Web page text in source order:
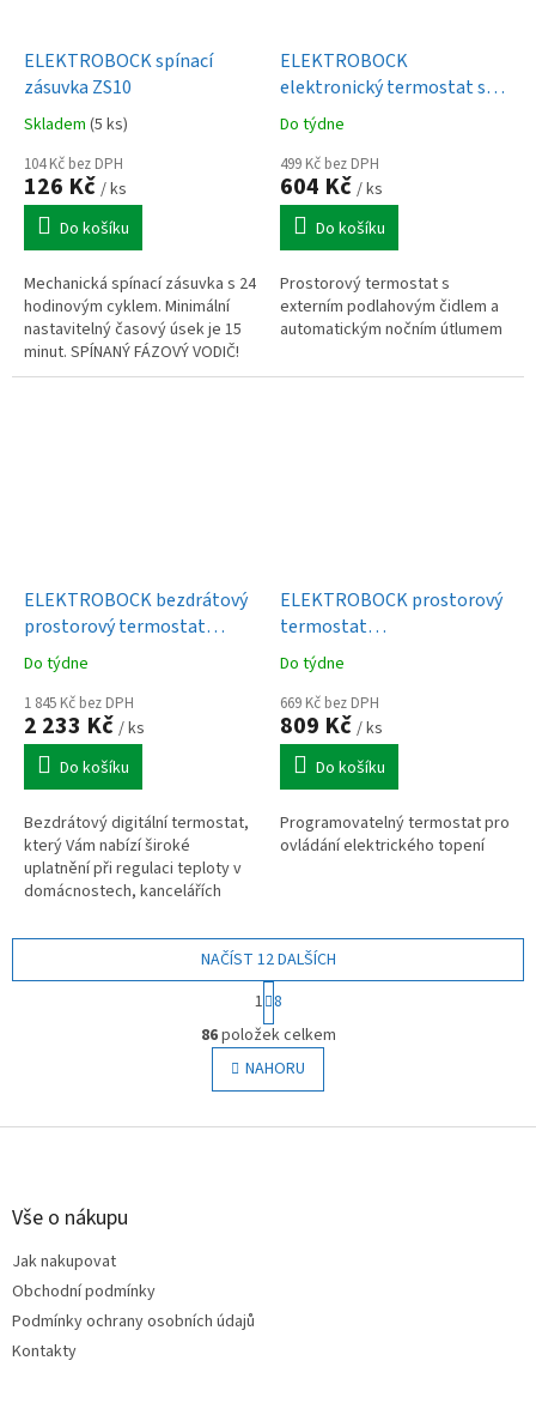
ELEKTROBOCK spínací
zásuvka ZS10
Skladem (5 ks)
104 Kč bez DPH
126 Kč / ks
Do košíku
Mechanická spínací zásuvka s 24
hodinovým cyklem. Minimální
nastavitelný časový úsek je 15
minut. SPÍNANÝ FÁZOVÝ VODIČ!
ELEKTROBOCK
elektronický termostat s
externím podlahovým
čidlem PT04-EI
Do týdne
499 Kč bez DPH
604 Kč / ks
Do košíku
Prostorový termostat s
externím podlahovým čidlem a
automatickým nočním útlumem
ELEKTROBOCK bezdrátový
prostorový termostat
digitální BT21
Do týdne
1 845 Kč bez DPH
2 233 Kč / ks
Do košíku
Bezdrátový digitální termostat,
který Vám nabízí široké
uplatnění při regulaci teploty v
domácnostech, kancelářích
ELEKTROBOCK prostorový
termostat
programovatelný PT14-P
Do týdne
669 Kč bez DPH
809 Kč / ks
Do košíku
Programovatelný termostat pro
ovládání elektrického topení
O
v
l
á
a
NAČÍST 12 DALŠÍCH
S
t
r
á
n
k
v
1 8
86položek celkem
NAHORU
Z
Vše o nákupu
Jak nakupovat
Obchodní podmínky
Podmínky ochrany osobních údajů
Kontakty